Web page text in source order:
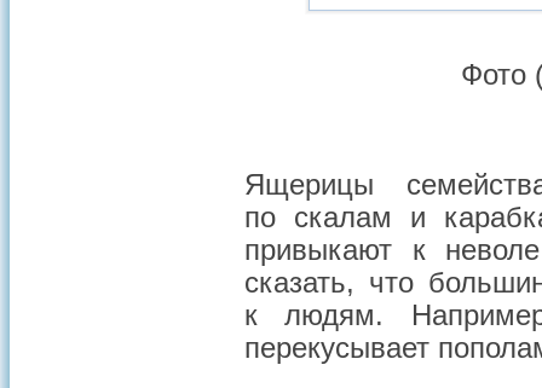
Фото
Ящерицы
по скалам и
привыкают к
сказать, что
к людям.
перекусывает